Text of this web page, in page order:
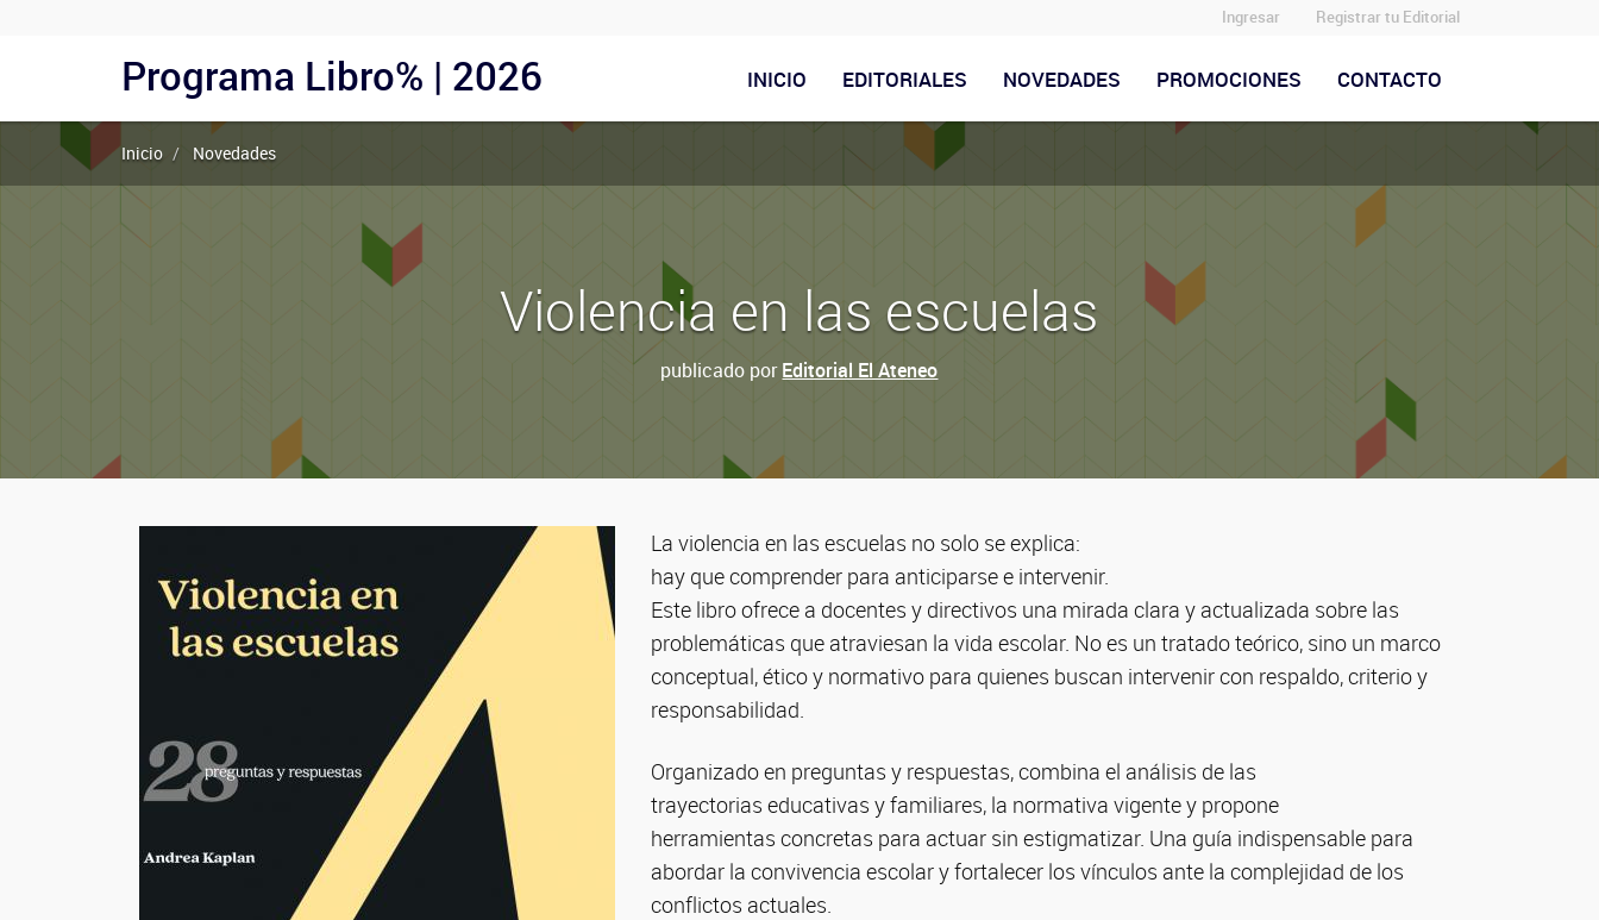
Usuarios
Anónimos
Ingresar Registrar tu Editorial
Programa Libro% | 2026
Navegación
principal
INICIO EDITORIALES NOVEDADES PROMOCIONES CONTACTO
Inicio Novedades
Violencia en las escuelas
publicado porEditorial El Ateneo
La violencia en las escuelas no solo se explica:
hay que comprender para anticiparse e intervenir.
Este libro ofrece a docentes y directivos una mirada clara y actualizada sobre las
problemáticas que atraviesan la vida escolar. No es un tratado teórico, sino un marco
conceptual, ético y normativo para quienes buscan intervenir con respaldo, criterio y
responsabilidad.
Organizado en preguntas y respuestas, combina el análisis de las
trayectorias educativas y familiares, la normativa vigente y propone
herramientas concretas para actuar sin estigmatizar. Una guía indispensable para
abordar la convivencia escolar y fortalecer los vínculos ante la complejidad de los
conflictos actuales.